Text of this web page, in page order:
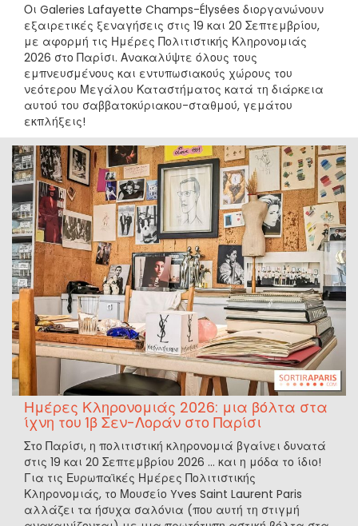
Οι Galeries Lafayette Champs-Élysées διοργανώνουν
εξαιρετικές ξεναγήσεις στις 19 και 20 Σεπτεμβρίου,
με αφορμή τις Ημέρες Πολιτιστικής Κληρονομιάς
2026 στο Παρίσι. Ανακαλύψτε όλους τους
εμπνευσμένους και εντυπωσιακούς χώρους του
νεότερου Μεγάλου Καταστήματος κατά τη διάρκεια
αυτού του σαββατοκύριακου-σταθμού, γεμάτου
εκπλήξεις!
Ημέρες Κληρονομιάς 2026: μια βόλτα στα
ίχνη του Ίβ Σεν-Λοράν στο Παρίσι
Στο Παρίσι, η πολιτιστική κληρονομιά βγαίνει δυνατά
στις 19 και 20 Σεπτεμβρίου 2026 ... και η μόδα το ίδιο!
Για τις Ευρωπαϊκές Ημέρες Πολιτιστικής
Κληρονομιάς, το Μουσείο Yves Saint Laurent Paris
αλλάζει τα ήσυχα σαλόνια (που αυτή τη στιγμή